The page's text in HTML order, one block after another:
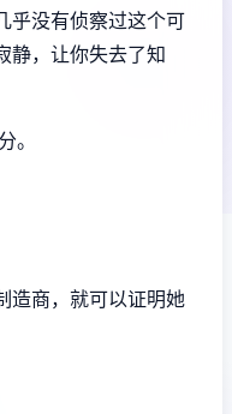
乎没有侦察过这个可
静，让你失去了知
。
造商，就可以证明她